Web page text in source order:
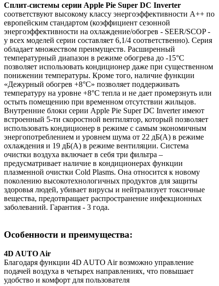
Сплит-системы серии Apple Pie Super DC Inverter
соответствуют высокому классу энергоэффективности A++ по
европейским стандартом (коэффициент сезонной
энергоэффективности на охлаждение/обогрев - SEER/SCOP -
у всех моделей серии составляет 6,1/4 соответственно). Серия
обладает множеством преимуществ. Расширенный
температурный диапазон в режиме обогрева до -15°С
позволяет использовать кондиционер даже при существенном
понижении температуры. Кроме того, наличие функции
«Дежурный обогрев +8°С» позволяет поддерживать
температуру на уровне +8°С тепла и не дает промерзнуть или
остыть помещению при временном отсутствии жильцов.
Внутренние блоки серии Apple Pie Super DC Inverter имеют
встроенный 5-ти скоростной вентилятор, который позволяет
использовать кондиционер в режиме с самым экономичным
энергопотреблением и уровнем шума от 22 дБ(A) в режиме
охлаждения и 19 дБ(A) в режиме вентиляции. Система
очистки воздуха включает в себя три фильтра –
предусматривает наличие в кондиционерах функции
плазменной очистки Сold Plasms. Она относится к новому
поколению высокотехнологичных продуктов для защиты
здоровья людей, убивает вирусы и нейтрализует токсичные
вещества, предотвращает распространение инфекционных
заболеваний. Гарантия - 3 года.
Особенности и преимущества:
4D AUTO Air
Благодаря функции 4D AUTO Air возможно управление
подачей воздуха в четырех направлениях, что повышает
удобство и комфорт для пользователя